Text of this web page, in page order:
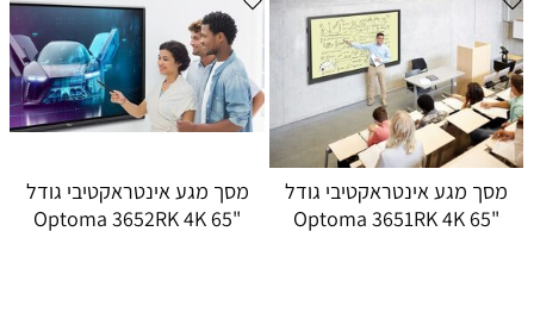
מסך מגע אינטראקטיבי גודל
"65 Optoma 3651RK 4K
מסך מגע אינטראקטיבי גודל
"65 Optoma 3652RK 4K